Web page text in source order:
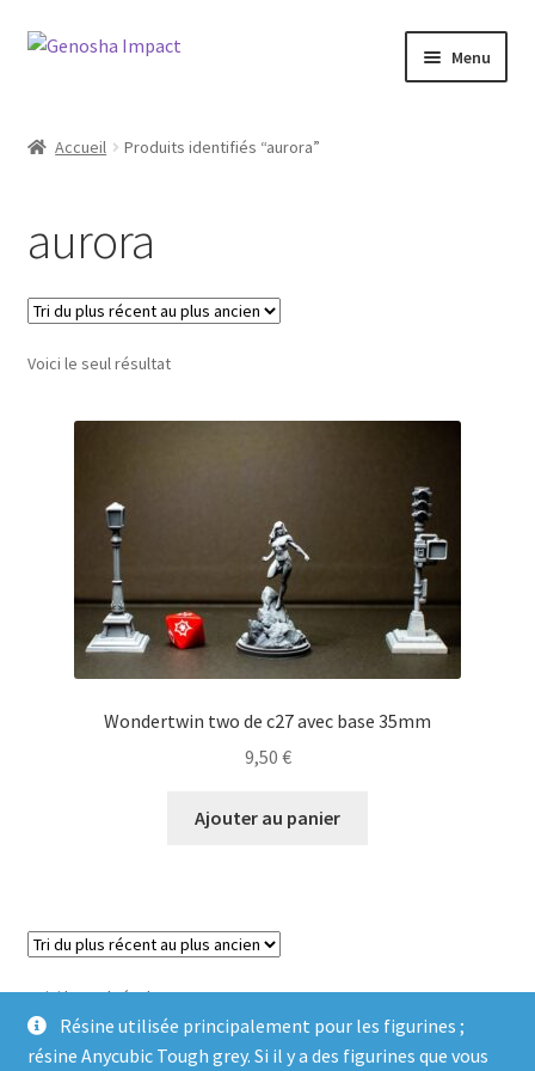
Résine utilisée principalement pour les figurines ;
résine Anycubic Tough grey. Si il y a des figurines que vous
Aller
navigation
Aller
Menu
Checkout
My account
Shop
Wishlist
Accueil Produits identifiés “aurora”
aurora
Voici le seul résultat
Wondertwin two de c27 avec base 35mm
9,50 €
Ajouter au panier
Voici le seul résultat